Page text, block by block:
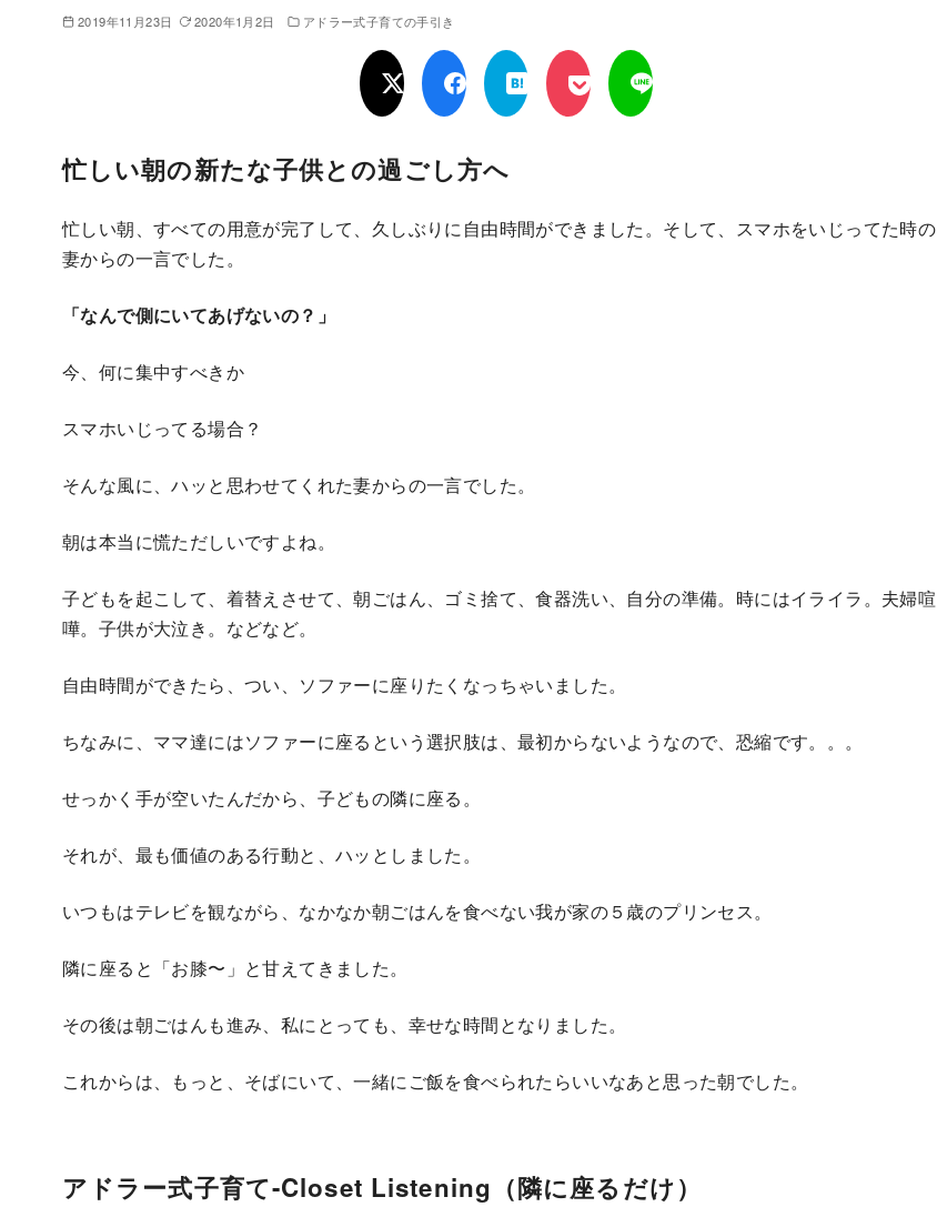
2019年11月23日 2020年1月2日 アドラー式子育ての手引き
忙しい朝の新たな子供との過ごし方へ
忙しい朝、すべての用意が完了して、久しぶりに自由時間ができました。そして、スマホをいじってた時の
妻からの一言でした。
「なんで側にいてあげないの？」
今、何に集中すべきか
スマホいじってる場合？
そんな風に、ハッと思わせてくれた妻からの一言でした。
朝は本当に慌ただしいですよね。
子どもを起こして、着替えさせて、朝ごはん、ゴミ捨て、食器洗い、自分の準備。時にはイライラ。夫婦喧
嘩。子供が大泣き。などなど。
自由時間ができたら、つい、ソファーに座りたくなっちゃいました。
ちなみに、ママ達にはソファーに座るという選択肢は、最初からないようなので、恐縮です。。。
せっかく手が空いたんだから、子どもの隣に座る。
それが、最も価値のある行動と、ハッとしました。
いつもはテレビを観ながら、なかなか朝ごはんを食べない我が家の５歳のプリンセス。
隣に座ると「お膝〜」と甘えてきました。
その後は朝ごはんも進み、私にとっても、幸せな時間となりました。
これからは、もっと、そばにいて、一緒にご飯を食べられたらいいなあと思った朝でした。
アドラー式子育て-Closet Listening（隣に座るだけ）